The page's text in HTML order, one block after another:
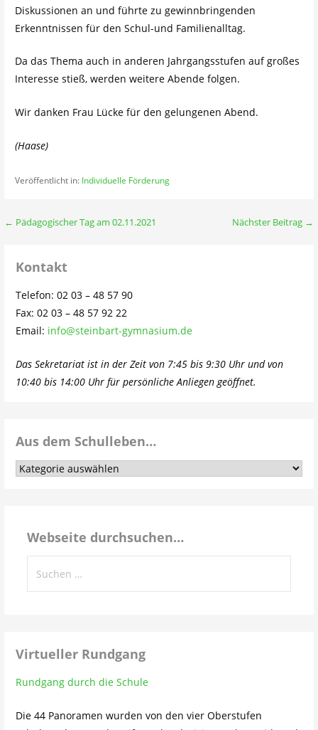
Diskussionen an und führte zu gewinnbringenden
Erkenntnissen für den Schul-und Familienalltag.
Da das Thema auch in anderen Jahrgangsstufen auf großes
Interesse stieß, werden weitere Abende folgen.
Wir danken Frau Lücke für den gelungenen Abend.
(Haase)
Veröffentlicht in: Individuelle Förderung
Beitragsnavigation
← Pädagogischer Tag am 02.11.2021 Nächster Beitrag →
Kontakt
Telefon: 02 03 – 48 57 90
Fax: 02 03 – 48 57 92 22
Email: info@steinbart-gymnasium.de
Das Sekretariat ist in der Zeit von 7:45 bis 9:30 Uhr und von
10:40 bis 14:00 Uhr für persönliche Anliegen geöffnet.
Aus dem Schulleben…
Aus
Webseite durchsuchen…
nach:
Virtueller Rundgang
Rundgang durch die Schule
Die 44 Panoramen wurden von den vier Oberstufen